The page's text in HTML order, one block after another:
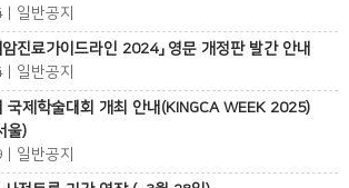
일반공지
암진료가이드라인 2024」 영문 개정판 발간 안내
일반공지
국제학술대회 개최 안내(KINGCA WEEK 2025)
울)
일반공지